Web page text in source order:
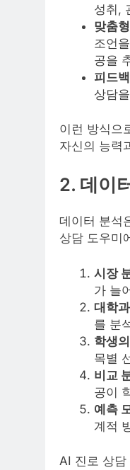
성취,
맞춤
조언
공을
피드
상담
이런 방식으
자신의 능력
2. 데이
데이터 분석
상담 도우미
시장
가 늘
대학
를 분
학생
목별
비교
공이
예측
계적
AI 진로 상담